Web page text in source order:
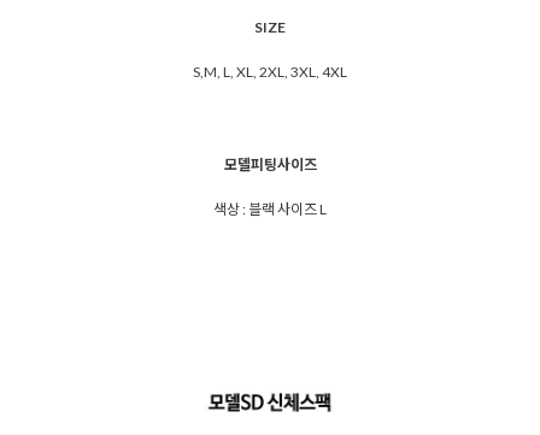
SIZE
S,M, L, XL, 2XL, 3XL, 4XL
모델피팅사이즈
색상 : 블랙 사이즈 L